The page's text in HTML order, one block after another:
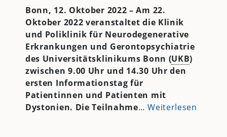
Bonn, 12. Oktober 2022 – Am 22.
Oktober 2022 veranstaltet die Klinik
und Poliklinik für Neurodegenerative
Erkrankungen und Gerontopsychiatrie
des Universitätsklinikums Bonn (UKB)
zwischen 9.00 Uhr und 14.30 Uhr den
ersten Informationstag für
Patientinnen und Patienten mit
Dystonien. Die Teilnahme…Weiterlesen